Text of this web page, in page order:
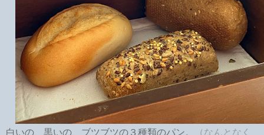
白いの、黒いの、ブツブツの３種類のパン。 （なんとなく